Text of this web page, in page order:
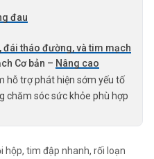
đau
đái tháo đường, và tim mạch
Cơ bản – Nâng cao
hỗ trợ phát hiện sớm yếu tố
chăm sóc sức khỏe phù hợp
hộp, tim đập nhanh, rối loạn